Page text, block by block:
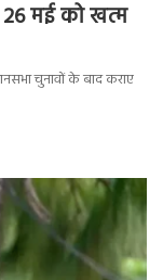
मई को खत्म
चुनावों के बाद कराए